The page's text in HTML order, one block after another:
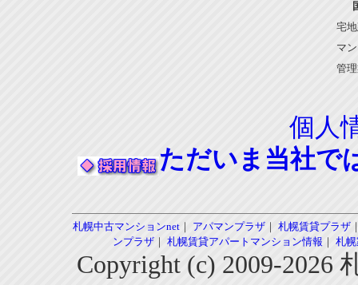
宅
マ
管
個人
ただいま当社で
札幌中古マンションnet｜ アパマンプラザ｜ 札幌賃貸プラザ
ンプラザ｜ 札幌賃貸アパートマンション情報 ｜ 札
Copyright (c) 2009-2026